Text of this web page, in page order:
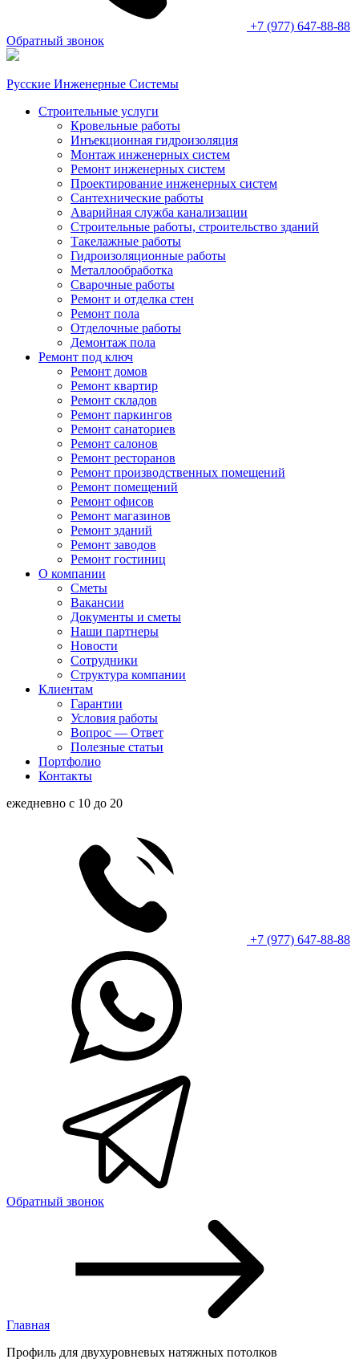
+7 (977) 647-88-88
Обратный звонок
Русские Инженерные Системы
Строительные услуги
Кровельные работы
Инъекционная гидроизоляция
Монтаж инженерных систем
Ремонт инженерных систем
Проектирование инженерных систем
Сантехнические работы
Аварийная служба канализации
Строительные работы, строительство зданий
Такелажные работы
Гидроизоляционные работы
Металлообработка
Сварочные работы
Ремонт и отделка стен
Ремонт пола
Отделочные работы
Демонтаж пола
Ремонт под ключ
Ремонт домов
Ремонт квартир
Ремонт складов
Ремонт паркингов
Ремонт санаториев
Ремонт салонов
Ремонт ресторанов
Ремонт производственных помещений
Ремонт помещений
Ремонт офисов
Ремонт магазинов
Ремонт зданий
Ремонт заводов
Ремонт гостиниц
О компании
Сметы
Вакансии
Документы и сметы
Наши партнеры
Новости
Сотрудники
Структура компании
Клиентам
Гарантии
Условия работы
Вопрос — Ответ
Полезные статьи
Портфолио
Контакты
ежедневно с 10 до 20
+7 (977) 647-88-88
Обратный звонок
Главная
Профиль для двухуровневых натяжных потолков